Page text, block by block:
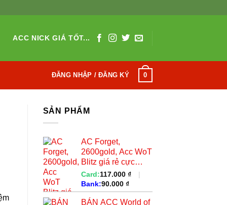
ACC NICK GIÁ TỐT...
ĐĂNG NHẬP / ĐĂNG KÝ 0
SẢN PHẨM
AC Forget,
2600gold, Acc WoT
Blitz giá rẻ cực
ngon cho anh e...
Card:117.000 ₫
|
Bank:90.000 ₫
BÁN ACC World of